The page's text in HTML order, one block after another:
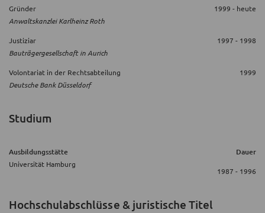
Gründer
Anwaltskanzlei Karlheinz Roth
1999 - heute
Justiziar
Bauträgergesellschaft in Aurich
1997 - 1998
Volontariat in der Rechtsabteilung
Deutsche Bank Düsseldorf
1999
Studium
Ausbildungsstätte Dauer
Universität Hamburg
1987 - 1996
Hochschulabschlüsse & juristische Titel